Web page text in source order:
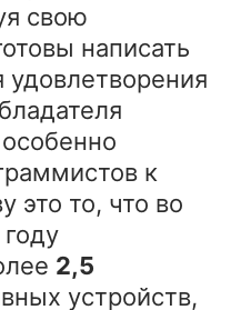
свою
написать
к
это то, что во
2,5
устройств,